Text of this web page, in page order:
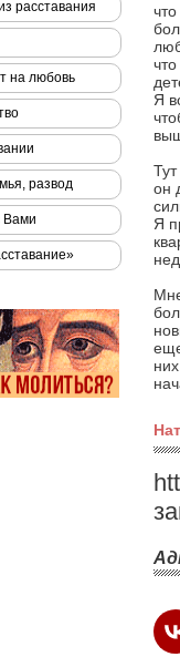
Я
он
Я
расставания
на любовь
развод
Вами